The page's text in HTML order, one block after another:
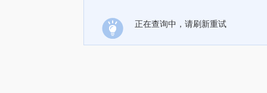
正在查询中，请刷新重试